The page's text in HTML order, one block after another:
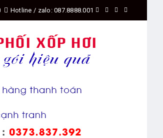
Hotline / zalo: 087.8888.001